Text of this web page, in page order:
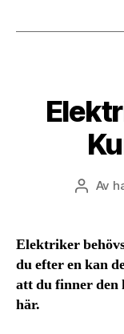
Av
Elektriker
du efter en kan
att du finner den
här.